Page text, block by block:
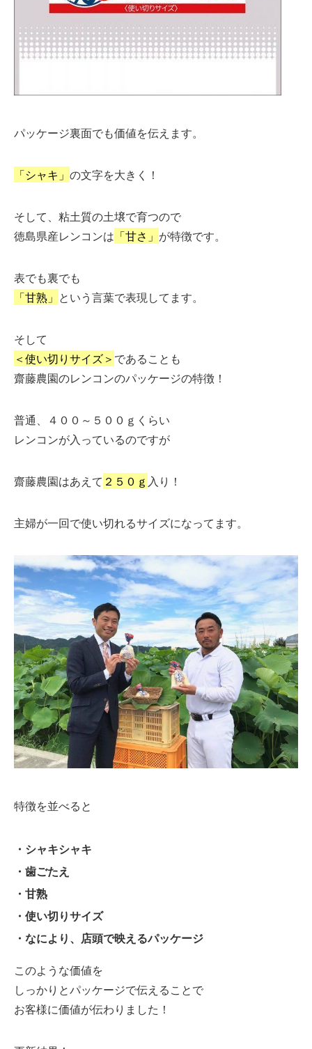
パッケージ裏面でも価値を伝えます。
「シャキ」 の文字を大きく！
そして、粘土質の土壌で育つので
徳島県産レンコンは 「甘さ」 が特徴です。
表でも裏でも
「甘熟」 という言葉で表現してます。
そして
＜使い切りサイズ＞ であることも
齋藤農園のレンコンのパッケージの特徴！
普通、４００～５００ｇくらい
レンコンが入っているのですが
齋藤農園はあえて ２５０ｇ 入り！
主婦が一回で使い切れるサイズになってます。
特徴を並べると
・シャキシャキ
・歯ごたえ
・甘熟
・使い切りサイズ
・なにより、店頭で映えるパッケージ
このような価値を
しっかりとパッケージで伝えることで
お客様に価値が伝わりました！